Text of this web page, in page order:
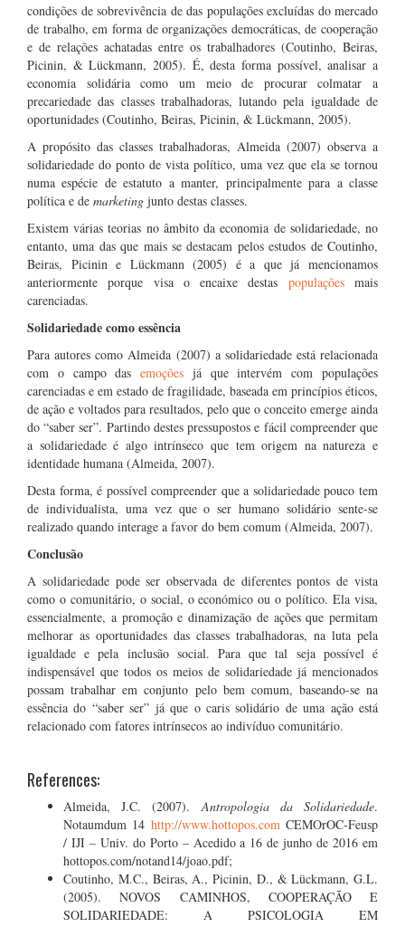
condições de sobrevivência de das populações excluídas do mercado
de trabalho, em forma de organizações democráticas, de cooperação
e de relações achatadas entre os trabalhadores (Coutinho, Beiras,
Picinin, & Lückmann, 2005). É, desta forma possível, analisar a
economia solidária como um meio de procurar colmatar a
precariedade das classes trabalhadoras, lutando pela igualdade de
oportunidades (Coutinho, Beiras, Picinin, & Lückmann, 2005).
A propósito das classes trabalhadoras, Almeida (2007) observa a
solidariedade do ponto de vista político, uma vez que ela se tornou
numa espécie de estatuto a manter, principalmente para a classe
política e de marketing junto destas classes.
Existem várias teorias no âmbito da economia de solidariedade, no
entanto, uma das que mais se destacam pelos estudos de Coutinho,
Beiras, Picinin e Lückmann (2005) é a que já mencionamos
anteriormente porque visa o encaixe destas populaçõesmais
carenciadas.
Solidariedade como essência
Para autores como Almeida (2007) a solidariedade está relacionada
com o campo dasemoções já que intervém com populações
carenciadas e em estado de fragilidade, baseada em princípios éticos,
de ação e voltados para resultados, pelo que o conceito emerge ainda
do “saber ser”. Partindo destes pressupostos e fácil compreender que
a solidariedade é algo intrínseco que tem origem na natureza e
identidade humana (Almeida, 2007).
Desta forma, é possível compreender que a solidariedade pouco tem
de individualista, uma vez que o ser humano solidário sente-se
realizado quando interage a favor do bem comum (Almeida, 2007).
Conclusão
A solidariedade pode ser observada de diferentes pontos de vista
como o comunitário, o social, o económico ou o político. Ela visa,
essencialmente, a promoção e dinamização de ações que permitam
melhorar as oportunidades das classes trabalhadoras, na luta pela
igualdade e pela inclusão social. Para que tal seja possível é
indispensável que todos os meios de solidariedade já mencionados
possam trabalhar em conjunto pelo bem comum, baseando-se na
essência do “saber ser” já que o caris solidário de uma ação está
relacionado com fatores intrínsecos ao indivíduo comunitário.
References:
Almeida, J.C. (2007).Antropologia da Solidariedade.
Notaumdum 14 http://www.hottopos.comCEMOrOC-Feusp
/ IJI – Univ. do Porto – Acedido a 16 de junho de 2016 em
hottopos.com/notand14/joao.pdf;
Coutinho, M.C., Beiras, A., Picinin, D., & Lückmann, G.L.
(2005). NOVOS CAMINHOS, COOPERAÇÃO E
SOLIDARIEDADE: A PSICOLOGIA EM